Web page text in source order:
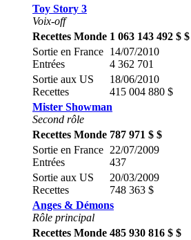
Toy Story 3
Voix-off
Recettes Monde 1 063 143 492 $ $
Sortie en France
Entrées
14/07/2010
4 362 701
Sortie aux US
Recettes
18/06/2010
415 004 880 $
Mister Showman
Second rôle
Recettes Monde 787 971 $ $
Sortie en France
Entrées
22/07/2009
437
Sortie aux US
Recettes
20/03/2009
748 363 $
Anges & Démons
Rôle principal
Recettes Monde 485 930 816 $ $